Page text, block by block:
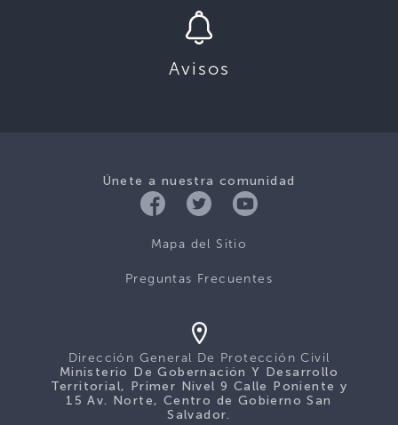
Avisos
Únete a nuestra comunidad
Mapa del Sitio
Preguntas Frecuentes
Dirección General De Protección Civil
Ministerio De Gobernación Y Desarrollo
Territorial, Primer Nivel 9 Calle Poniente y
15 Av. Norte, Centro de Gobierno San
Salvador.